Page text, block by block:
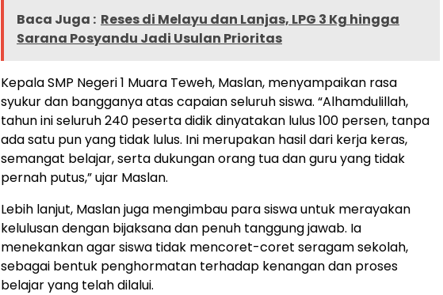
Baca Juga : Reses di Melayu dan Lanjas, LPG 3 Kg hingga
Sarana Posyandu Jadi Usulan Prioritas
Kepala SMP Negeri 1 Muara Teweh, Maslan, menyampaikan rasa
syukur dan bangganya atas capaian seluruh siswa. “Alhamdulillah,
tahun ini seluruh 240 peserta didik dinyatakan lulus 100 persen, tanpa
ada satu pun yang tidak lulus. Ini merupakan hasil dari kerja keras,
semangat belajar, serta dukungan orang tua dan guru yang tidak
pernah putus,” ujar Maslan.
Lebih lanjut, Maslan juga mengimbau para siswa untuk merayakan
kelulusan dengan bijaksana dan penuh tanggung jawab. Ia
menekankan agar siswa tidak mencoret-coret seragam sekolah,
sebagai bentuk penghormatan terhadap kenangan dan proses
belajar yang telah dilalui.